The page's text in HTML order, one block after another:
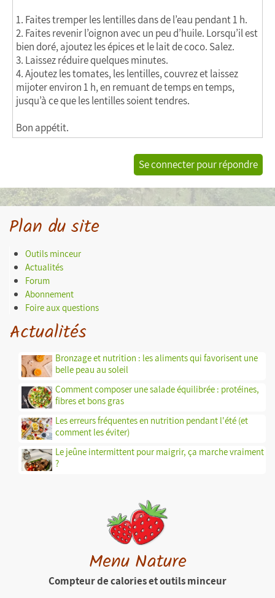
1. Faites tremper les lentilles dans de l’eau pendant 1 h.
2. Faites revenir l’oignon avec un peu d’huile. Lorsqu’il est
bien doré, ajoutez les épices et le lait de coco. Salez.
3. Laissez réduire quelques minutes.
4. Ajoutez les tomates, les lentilles, couvrez et laissez
mijoter environ 1 h, en remuant de temps en temps,
jusqu’à ce que les lentilles soient tendres.
Bon appétit.
Se connecter pour répondre
Plan du site
Outils minceur
Actualités
Forum
Abonnement
Foire aux questions
Actualités
Bronzage et nutrition : les aliments qui favorisent une
belle peau au soleil
Comment composer une salade équilibrée : protéines,
fibres et bons gras
Les erreurs fréquentes en nutrition pendant l'été (et
comment les éviter)
Le jeûne intermittent pour maigrir, ça marche vraiment
?
Menu Nature
Compteur de calories et outils minceur